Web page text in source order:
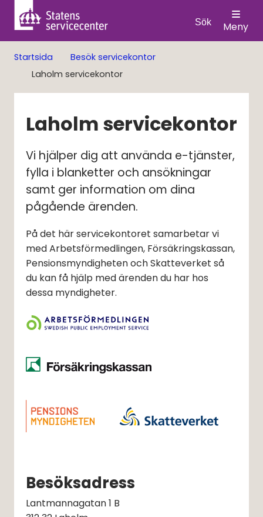
Sök Meny
Startsida
Besök servicekontor
Laholm servicekontor
Laholm servicekontor
Vi hjälper dig att använda e-tjänster,
fylla i blanketter och ansökningar
samt ger information om dina
pågående ärenden.
På det här servicekontoret samarbetar vi
med Arbetsförmedlingen, Försäkringskassan,
Pensionsmyndigheten och Skatteverket så
du kan få hjälp med ärenden du har hos
dessa myndigheter.
Besöksadress
Lantmannagatan 1 B